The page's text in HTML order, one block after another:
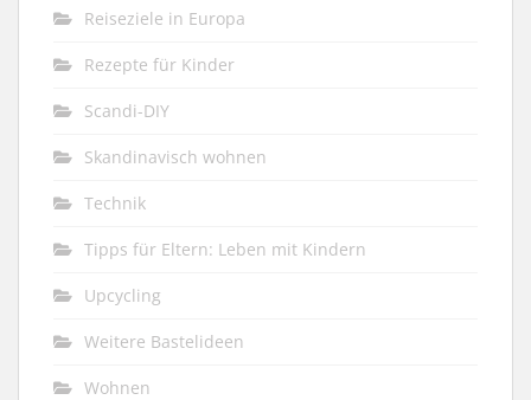
Reiseziele in Europa
Rezepte für Kinder
Scandi-DIY
Skandinavisch wohnen
Technik
Tipps für Eltern: Leben mit Kindern
Upcycling
Weitere Bastelideen
Wohnen